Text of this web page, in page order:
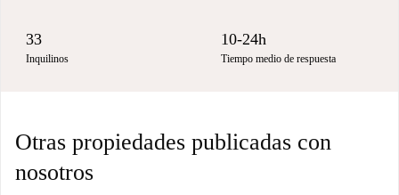
33
Inquilinos
10-24h
Tiempo medio de respuesta
Otras propiedades publicadas con
nosotros